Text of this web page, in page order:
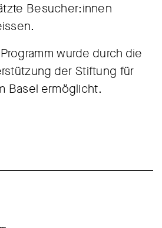
Besucher:innen
wurde durch die
der Stiftung für
Basel ermöglicht.